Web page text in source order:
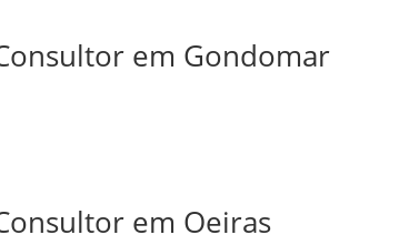
em Gondomar
em Oeiras